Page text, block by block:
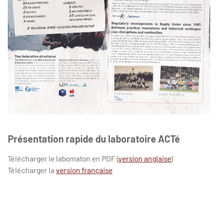
Présentation rapide du laboratoire ACTé
Télécharger le labomaton en PDF (version anglaise)
Télécharger la version française